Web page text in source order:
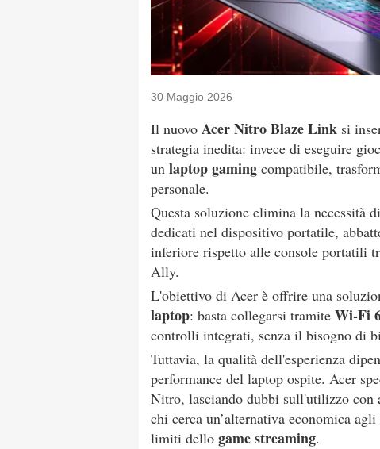
30 Maggio 2026
Il nuovo Acer Nitro Blaze Link si
strategia inedita: invece di eseguire
un laptop gaming compatibile,
personale.
Questa soluzione elimina la necessità
dedicati nel dispositivo portatile,
inferiore rispetto alle console portatili
Ally.
L'obiettivo di Acer è offrire una
laptop: basta collegarsi tramite Wi-Fi
controlli integrati, senza il bisogno di
Tuttavia, la qualità dell'esperienza
performance del laptop ospite. Acer
Nitro, lasciando dubbi sull'utilizzo con
chi cerca un’alternativa economica
limiti dello game streaming.